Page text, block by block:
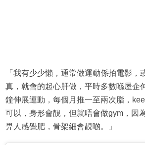
「我有少少懶，通常做運動係拍電影，
真，就會的起心肝做，平時多數喺屋企
鐘伸展運動，每個月推一至兩次脂，
可以，身形會靚，但就唔會做gym，因
畀人感覺肥，骨架細會靚啲。」